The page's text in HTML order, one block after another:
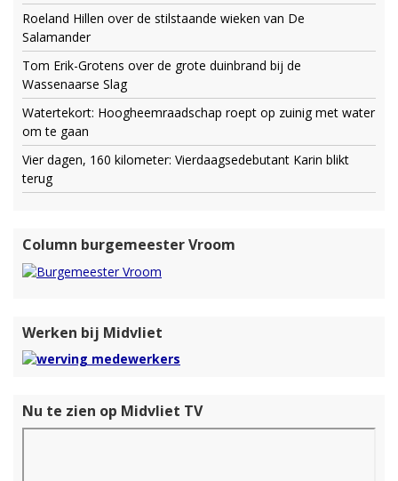
Roeland Hillen over de stilstaande wieken van De
Salamander
Tom Erik-Grotens over de grote duinbrand bij de
Wassenaarse Slag
Watertekort: Hoogheemraadschap roept op zuinig met water
om te gaan
Vier dagen, 160 kilometer: Vierdaagsedebutant Karin blikt
terug
Column burgemeester Vroom
Werken bij Midvliet
Nu te zien op Midvliet TV